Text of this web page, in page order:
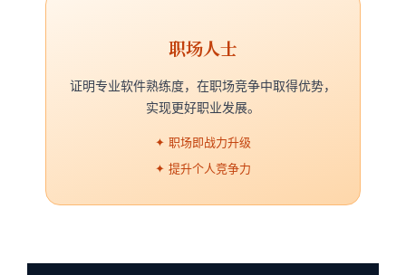
职场人士
证明专业软件熟练度，在职场竞争中取得优势，
实现更好职业发展。
✦ 职场即战力升级
✦ 提升个人竞争力